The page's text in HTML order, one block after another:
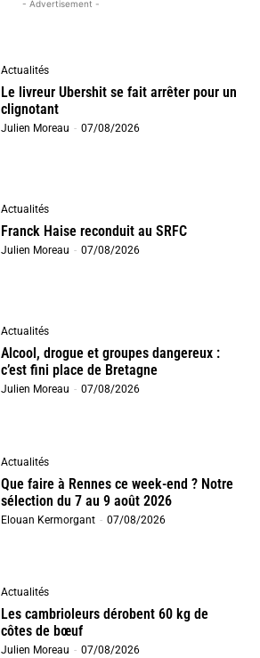
- Advertisement -
Actualités
Le livreur Ubershit se fait arrêter pour un
clignotant
Julien Moreau - 07/08/2026
Actualités
Franck Haise reconduit au SRFC
Julien Moreau - 07/08/2026
Actualités
Alcool, drogue et groupes dangereux :
c’est fini place de Bretagne
Julien Moreau - 07/08/2026
Actualités
Que faire à Rennes ce week-end ? Notre
sélection du 7 au 9 août 2026
Elouan Kermorgant - 07/08/2026
Actualités
Les cambrioleurs dérobent 60 kg de
côtes de bœuf
Julien Moreau - 07/08/2026